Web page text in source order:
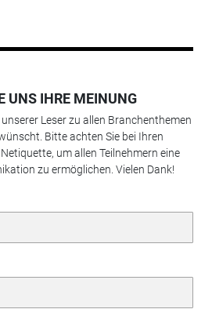
UNS IHRE MEINUNG
Leser zu allen Branchenthemen
Bitte achten Sie bei Ihren
um allen Teilnehmern eine
zu ermöglichen. Vielen Dank!